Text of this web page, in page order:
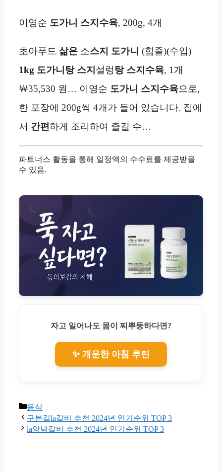
이영순 도가니 스지수육, 200g, 4개
초아푸드 삶은 소스지 도가니 (힘줄)(수입)
1kg 도가니탕 스지 설렁 탕 스지수육, 1개
￦35,530 원… 이영순 도가니 스지수육으로,
한 포장에 200g씩 4개가 들어 있습니다. 집에
서 간편하게 조리하여 즐길 수…
파트너스 활동을 통해 일정액의 수수료를 제공받을
수 있음.
자고 일어나도 몸이 찌뿌둥하다면?
✨ 개운한 아침 루틴
Categories
음식
구본길la갈비 추천 2024년 인기순위 TOP 3
la양념갈비 추천 2024년 인기순위 TOP 3